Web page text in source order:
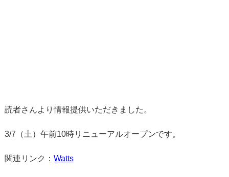
読者さんより情報提供いただきました。
3/7（土）午前10時リニューアルオープンです。
関連リンク： Watts